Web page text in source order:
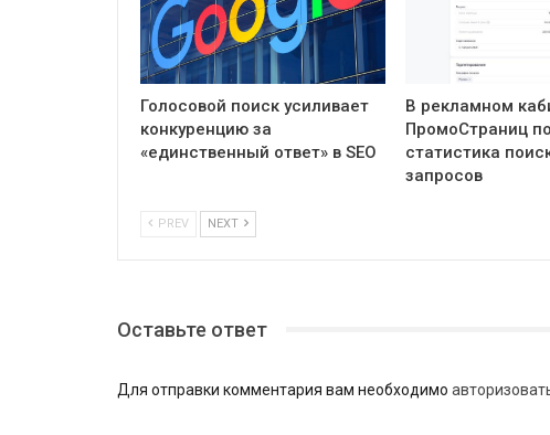
Голосовой поиск усиливает
конкуренцию за
«единственный ответ» в SEO
В рекламном
ПромоСтраниц
статистика
запросов
PREV NEXT
Оставьте ответ
Для отправки комментария вам необходимо